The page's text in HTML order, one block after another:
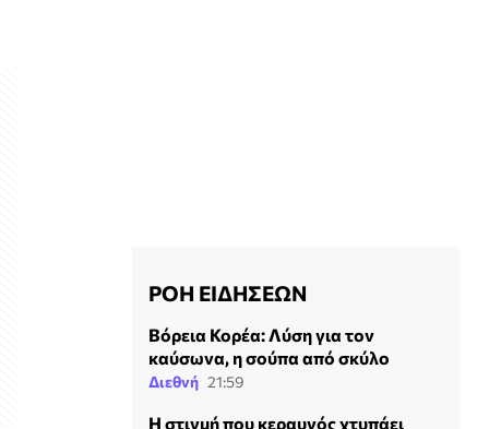
ΡΟΗ ΕΙΔΗΣΕΩΝ
Βόρεια Κορέα: Λύση για τον
καύσωνα, η σούπα από σκύλο
Διεθνή 21:59
H στιγμή που κεραυνός χτυπάει